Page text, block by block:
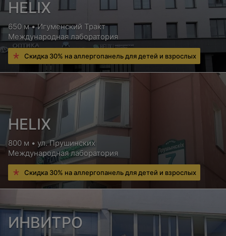
HELIX
650 м • Игуменский Тракт
Международная лаборатория
Скидка 30% на аллергопанель для детей и взрослых
HELIX
800 м • ул. Прушинских
Международная лаборатория
Скидка 30% на аллергопанель для детей и взрослых
ИНВИТРО